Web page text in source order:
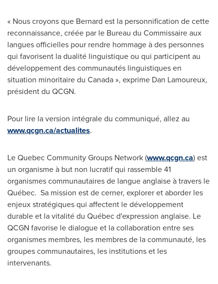
« Nous croyons que Bernard est la personnification de cette
reconnaissance, créée par le Bureau du Commissaire aux
langues officielles pour rendre hommage à des personnes
qui favorisent la dualité linguistique ou qui participent au
développement des communautés linguistiques en
situation minoritaire du Canada », exprime Dan Lamoureux,
président du QCGN.
Pour lire la version intégrale du communiqué, allez au
www.qcgn.ca/actualites.
LeQuebecCommunity Groups Network (www.qcgn.ca) est
un organisme à but non lucratif qui rassemble 41
organismes communautaires de langue anglaise à travers le
Québec. Sa mission est de cerner, explorer et aborder les
enjeux stratégiques qui affectent le développement
durable et la vitalité du Québec d'expression anglaise. Le
QCGN favorise le dialogue et la collaboration entre ses
organismes membres, les membres de la communauté, les
groupes communautaires, les institutions et les
intervenants.